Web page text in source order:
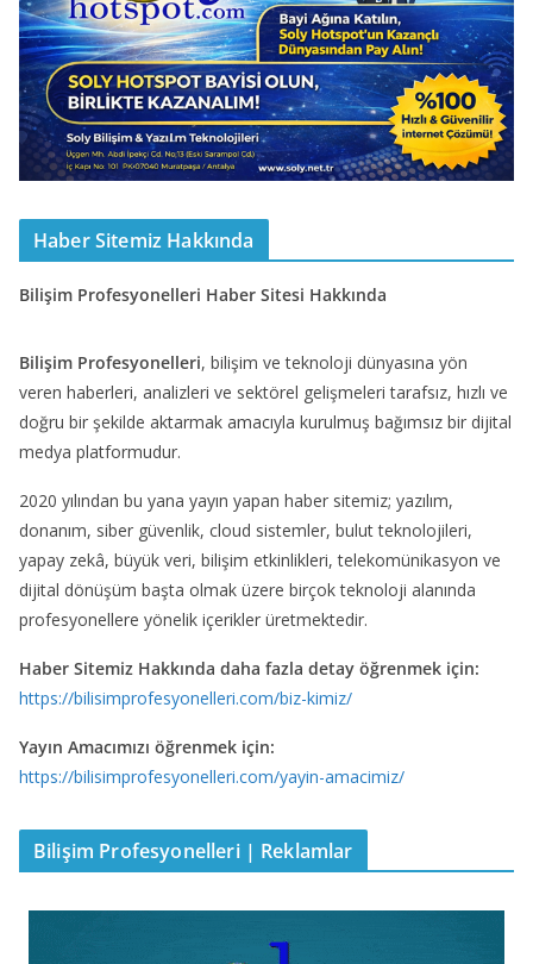
Haber Sitemiz Hakkında
Bilişim Profesyonelleri Haber Sitesi Hakkında
Bilişim Profesyonelleri, bilişim ve teknoloji dünyasına yön
veren haberleri, analizleri ve sektörel gelişmeleri tarafsız, hızlı ve
doğru bir şekilde aktarmak amacıyla kurulmuş bağımsız bir dijital
medya platformudur.
2020 yılından bu yana yayın yapan haber sitemiz; yazılım,
donanım, siber güvenlik, cloud sistemler, bulut teknolojileri,
yapay zekâ, büyük veri, bilişim etkinlikleri, telekomünikasyon ve
dijital dönüşüm başta olmak üzere birçok teknoloji alanında
profesyonellere yönelik içerikler üretmektedir.
Haber Sitemiz Hakkında daha fazla detay öğrenmek için:
https://bilisimprofesyonelleri.com/biz-kimiz/
Yayın Amacımızı öğrenmek için:
https://bilisimprofesyonelleri.com/yayin-amacimiz/
Bilişim Profesyonelleri | Reklamlar